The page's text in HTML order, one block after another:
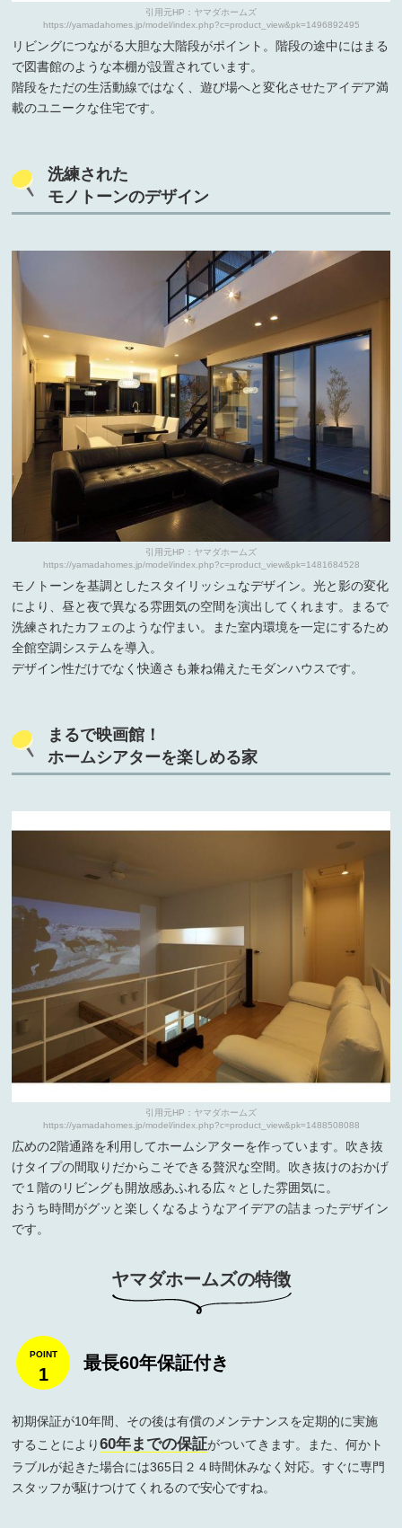
引用元HP：ヤマダホームズ
https://yamadahomes.jp/model/index.php?c=product_view&pk=1496892495
リビングにつながる大胆な大階段がポイント。階段の途中にはまる
で図書館のような本棚が設置されています。
階段をただの生活動線ではなく、遊び場へと変化させたアイデア満
載のユニークな住宅です。
洗練された
モノトーンのデザイン
引用元HP：ヤマダホームズ
https://yamadahomes.jp/model/index.php?c=product_view&pk=1481684528
モノトーンを基調としたスタイリッシュなデザイン。光と影の変化
により、昼と夜で異なる雰囲気の空間を演出してくれます。まるで
洗練されたカフェのような佇まい。また室内環境を一定にするため
全館空調システムを導入。
デザイン性だけでなく快適さも兼ね備えたモダンハウスです。
まるで映画館！
ホームシアターを楽しめる家
引用元HP：ヤマダホームズ
https://yamadahomes.jp/model/index.php?c=product_view&pk=1488508088
広めの2階通路を利用してホームシアターを作っています。吹き抜
けタイプの間取りだからこそできる贅沢な空間。吹き抜けのおかげ
で１階のリビングも開放感あふれる広々とした雰囲気に。
おうち時間がグッと楽しくなるようなアイデアの詰まったデザイン
です。
ヤマダホームズの特徴
1
最長60年保証付き
初期保証が10年間、その後は有償のメンテナンスを定期的に実施
することにより60年までの保証がついてきます。また、何かト
ラブルが起きた場合には365日２４時間休みなく対応。すぐに専門
スタッフが駆けつけてくれるので安心ですね。